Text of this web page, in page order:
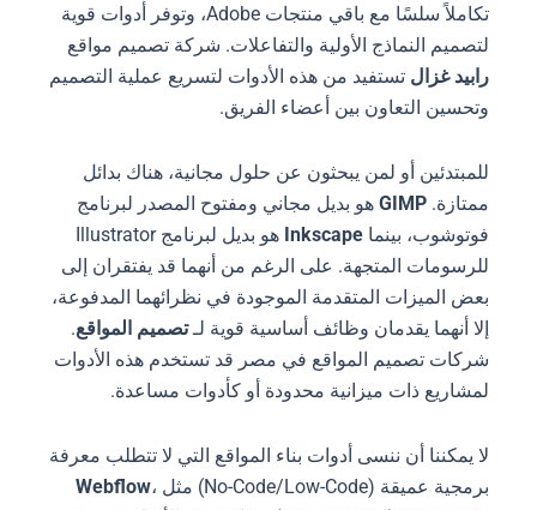
تكاملاً سلسًا مع باقي منتجات Adobe، وتوفر أدوات قوية
لتصميم النماذج الأولية والتفاعلات. شركة تصميم مواقع
رابيد غزالتستفيد من هذه الأدوات لتسريع عملية التصميم
وتحسين التعاون بين أعضاء الفريق.
للمبتدئين أو لمن يبحثون عن حلول مجانية، هناك بدائل
ممتازة.GIMPهو بديل مجاني ومفتوح المصدر لبرنامج
فوتوشوب، بينماInkscape
هو بديل لبرنامج Illustrator
للرسومات المتجهة. على الرغم من أنهما قد يفتقران إلى
بعض الميزات المتقدمة الموجودة في نظرائهما المدفوعة،
إلا أنهما يقدمان وظائف أساسية قوية لـتصميم المواقع.
شركات تصميم المواقع في مصر قد تستخدم هذه الأدوات
لمشاريع ذات ميزانية محدودة أو كأدوات مساعدة.
لا يمكننا أن ننسى أدوات بناء المواقع التي لا تتطلب معرفة
برمجية عميقة (No-Code/Low-Code) مثل
Webflow ،